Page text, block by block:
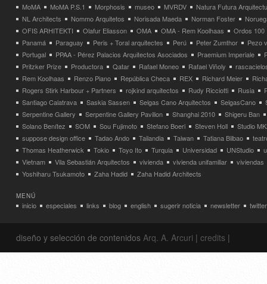
MoMA
MoMA P.S.1 Morphosis museo MVRDV
Natura Futura
NL Architects
Nommo Arquitetos Norisada Maeda Norman Foster
OFIS ARHITEKTI
Olafur Eliasson OMA OMA - Rem Koolhaas
Ordos 100
Panamá
Paraguay Peris + Toral arquitectes Perú Peter Zumthor
Pezo
Portugal
PPAA - Pérez Palacios Arquitectos Asociados Praemium Imperiale
Pritzker Prize
Productora Qatar Rafael Moneo Rafael Viñoly
Rem Koolhaas
Renzo Piano República Checa REX Richard Meier
Rogers Stirk Harbour + Partners
rojkind arquitectos Rudy Ricciotti Rusia
Santiago Calatrava
Saskia Sassen Selgas Cano Arquitectos SelgasCano
Serpentine Gallery
Serpentine Gallery Pavilion Shanghai 2010
Shigeru Ban
Solano Benítez
SOM Sou Fujimoto Stefano Boeri Steven Holl
Studio
suppose design office
Tadao Ando Tailandia Taiwan Tatiana Bilbao
Thomas Heatherwick
Tokio Toyo Ito Turquia Universidad UNStudio
Vietnam
Vila Sebastián Arquitectos vivienda vivienda unifamiliar
viviendas
Yoshiharu Tsukamoto
Zaha Hadid Zaha Hadid Architects
MENÚ
inicio especiales links blog english sugerir noticia newsletter twitter
diseño y selección de contenidos Arq. A. Arcuri | credits |